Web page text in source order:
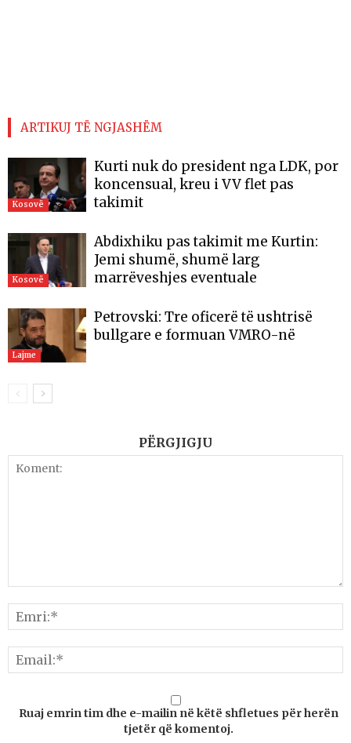
ARTIKUJ TË NGJASHËM
Kosovë
Kurti nuk do president nga LDK, por
koncensual, kreu i VV flet pas
takimit
Kosovë
Abdixhiku pas takimit me Kurtin:
Jemi shumë, shumë larg
marrëveshjes eventuale
Lajme
Petrovski: Tre oficerë të ushtrisë
bullgare e formuan VMRO-në
PËRGJIGJU
Ruaj emrin tim dhe e-mailin në këtë shfletues për herën
tjetër që komentoj.